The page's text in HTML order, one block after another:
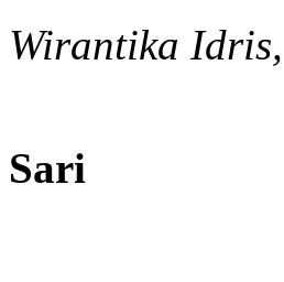
Wirantika
Sari